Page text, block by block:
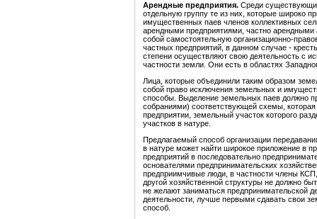
Арендные предприятия. Среди
отдельную группу те из них, которые широко
имущественных паев членов коллективных
арендными предприятиями, частно
собой самостоятельную организационно-
частных предприятий, в данном случае -
степени осуществляют свою деятельность с
частности земли. Они есть в областях
Лица, которые объединили таким образом
собой право исключения земельных и
способы. Выделение земельных паев должно
собраниями) соответствующей схемы,
предприятии, земельный участок которого
участков в натуре.
Предлагаемый способ организации
в натуре может найти широкое приложение в
предприятий в последовательно
основателями предпринимательских
предприимчивые люди, в частности члены
другой хозяйственной структуры не должно
не желают заниматься предпринимательской
деятельности, лучше первыми сдавать свои
способ.